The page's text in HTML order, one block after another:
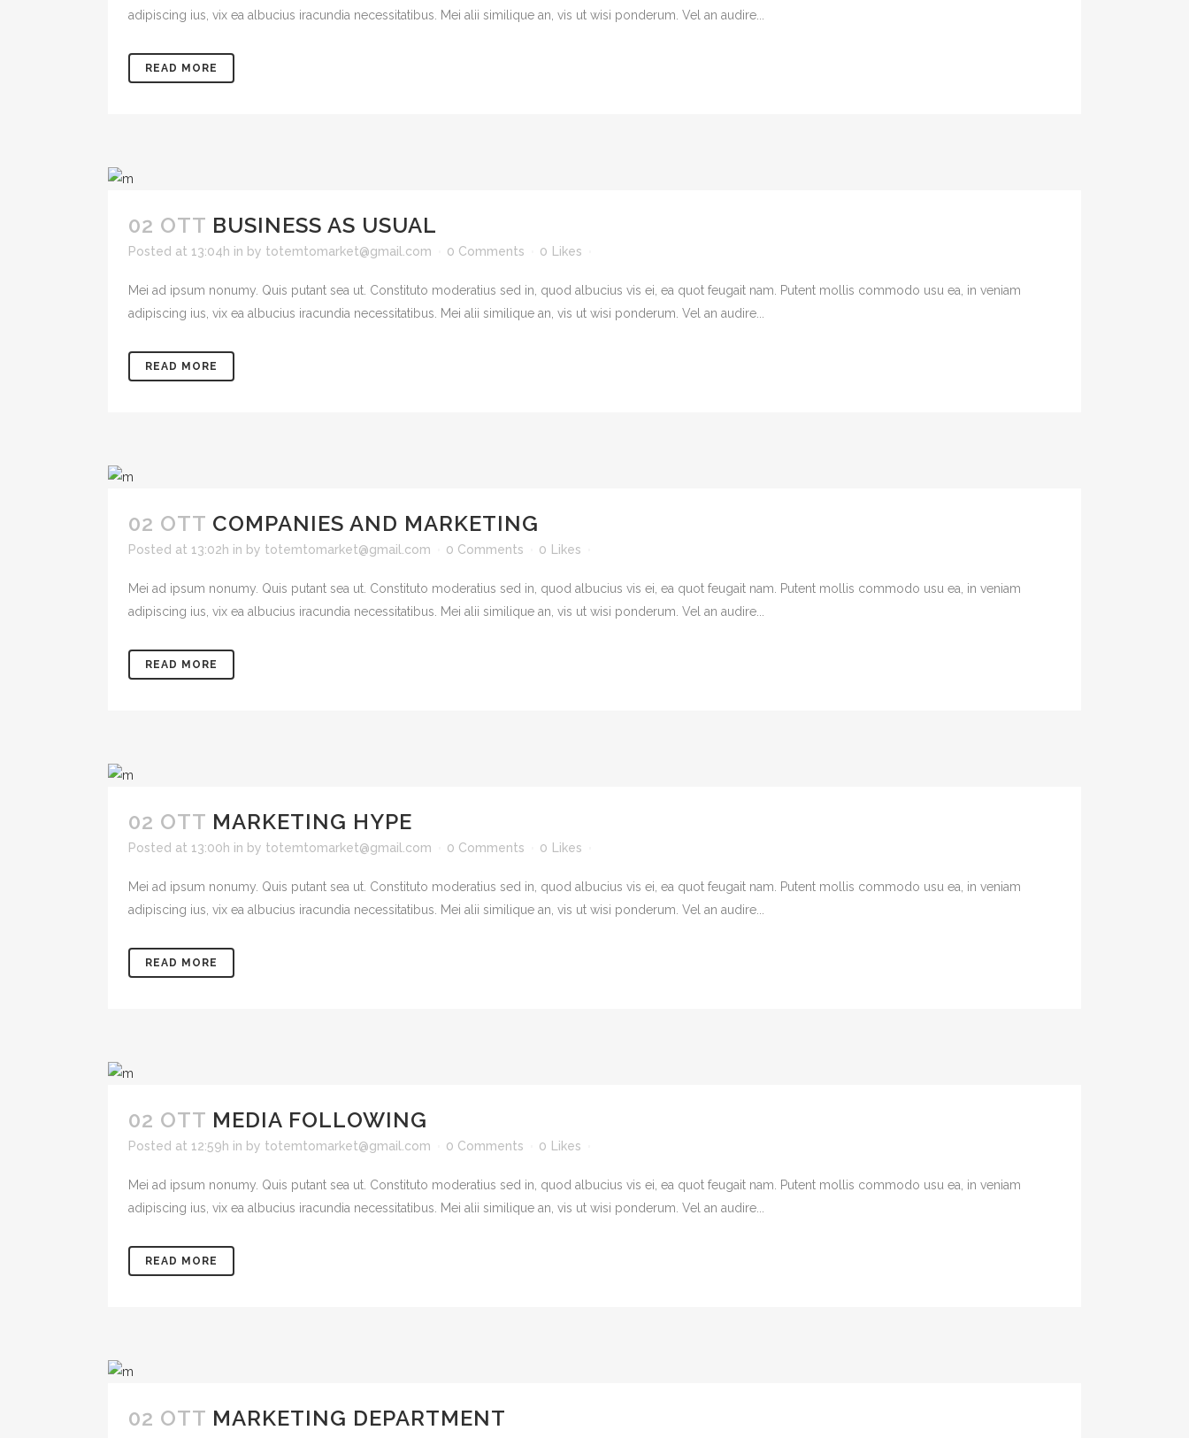
adipiscing ius, vix ea albucius iracundia necessitatibus. Mei alii similique an, vis ut wisi ponderum. Vel an audire...
READ MORE
02 OTT BUSINESS AS USUAL
Posted at 13:04h in by totemtomarket@gmail.com 0 Comments 0 Likes
Mei ad ipsum nonumy. Quis putant sea ut. Constituto moderatius sed in, quod albucius vis ei, ea quot feugait nam. Putent mollis commodo usu ea, in veniam
adipiscing ius, vix ea albucius iracundia necessitatibus. Mei alii similique an, vis ut wisi ponderum. Vel an audire...
READ MORE
02 OTT COMPANIES AND MARKETING
Posted at 13:02h in by totemtomarket@gmail.com 0 Comments 0 Likes
Mei ad ipsum nonumy. Quis putant sea ut. Constituto moderatius sed in, quod albucius vis ei, ea quot feugait nam. Putent mollis commodo usu ea, in veniam
adipiscing ius, vix ea albucius iracundia necessitatibus. Mei alii similique an, vis ut wisi ponderum. Vel an audire...
READ MORE
02 OTT MARKETING HYPE
Posted at 13:00h in by totemtomarket@gmail.com 0 Comments 0 Likes
Mei ad ipsum nonumy. Quis putant sea ut. Constituto moderatius sed in, quod albucius vis ei, ea quot feugait nam. Putent mollis commodo usu ea, in veniam
adipiscing ius, vix ea albucius iracundia necessitatibus. Mei alii similique an, vis ut wisi ponderum. Vel an audire...
READ MORE
02 OTT MEDIA FOLLOWING
Posted at 12:59h in by totemtomarket@gmail.com 0 Comments 0 Likes
Mei ad ipsum nonumy. Quis putant sea ut. Constituto moderatius sed in, quod albucius vis ei, ea quot feugait nam. Putent mollis commodo usu ea, in veniam
adipiscing ius, vix ea albucius iracundia necessitatibus. Mei alii similique an, vis ut wisi ponderum. Vel an audire...
READ MORE
02 OTT MARKETING DEPARTMENT